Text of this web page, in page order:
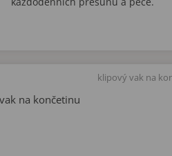
klipový vak na